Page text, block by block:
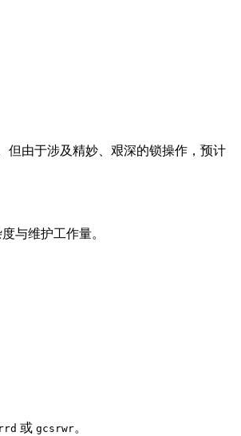
但由于涉及精妙、艰深的锁操作，预计
与维护工作量。
或 gcsrwr。